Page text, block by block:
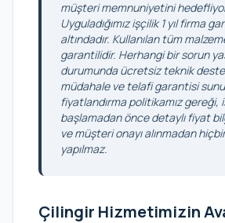
müşteri memnuniyetini
Uyguladığımız işçilik 1 yıl firma
altındadır. Kullanılan tüm
garantilidir. Herhangi bir sorun
durumunda ücretsiz teknik
müdahale ve telafi garantisi
fiyatlandırma politikamız gereği,
başlamadan önce detaylı fiyat
ve müşteri onayı alınmadan
yapılmaz.
Çilingir Hizmetimizin